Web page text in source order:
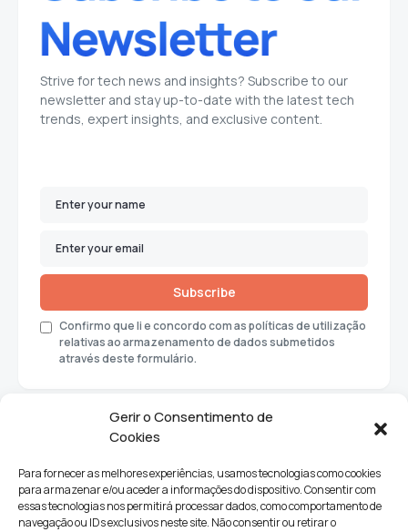
Gerir o Consentimento de
Cookies
Para fornecer as melhores experiências, usamos tecnologias como cookies
para armazenar e/ou aceder a informações do dispositivo. Consentir com
essas tecnologias nos permitirá processar dados, como comportamento de
navegação ou IDs exclusivos neste site. Não consentir ou retirar o
Strive for tech news and insights? Subscribe to our
newsletter and stay up-to-date with the latest tech
trends, expert insights, and exclusive content.
Subscribe
Confirmo que li e concordo com as políticas de utilização
relativas ao armazenamento de dados submetidos
através deste formulário.